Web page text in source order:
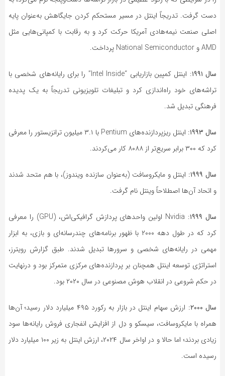
دست گرفت. تدریجاً اینتل در مسیر مستحکم کردن جایگاهش به‌عنوان پایه
اصلی صنعت نیمه‌هادی آمریکا حرکت کرد و به رقابت با کمپانی‌هایی مثل
AMD و National Semiconductor پرداخت.
سال ۱۹۹۱
: اینتل کمپین بازاریابی “Intel Inside” را برای رایانه‌های شخصی با
تراشه‌های خود راه‌اندازی کرد و تبلیغات تلویزیونی تدریجاً به یک پدیده
فرهنگی تبدیل شد.
سال ۱۹۹۳:
اینتل ریزپردازنده‌های Pentium با ۳.۱ میلیون ترانزیستور را معرفی
کرد که ۳۰۰ برابر سریع‌تر از ۸۰۸۸ کار می‌کردند.
سال ۱۹۹۹:
اینتل و مایکروسافت (به‌عنوان سازنده ویندوز)، با هم متحد شدند
و اتحاد آن‌ها اصطلاحاً وینتل نام گرفت.
سال ۱۹۹۹
: Nvidia اولین واحدهای پردازش گرافیکی‌اش، (GPU) را معرفی
کرد که در طول دهه ۲۰۰۰ با ظهور برنامه‌های چندرسانه‌ای و بازی، به ابزار
مهمی در رایانه‌های شخصی و سرورها تبدیل شدند. طبق گزارش رویترز،
استراتژی توسعه اینتل همچنان بر پردازنده‌های مرکزی متمرکز بود و درنهایت
در حکم شروعی در انقلاب هوش مصنوعی در سال ۲۰۲۰ بود.
سال ۲۰۰۰:
ارزش سهام اینتل در بازار به رکورد ۴۹۵ میلیارد دلار رسید؛ آن‌ها
همراه با مایکروسافت، سیسکو و دِل از افزایش انفجاری فروش رایانه‌ها سود
زیادی بردند؛ اما حالا و در اواخر سال ۲۰۲۴، ارزش اینتل به زیر ۱۰۰ میلیارد دلار
رسیده است.